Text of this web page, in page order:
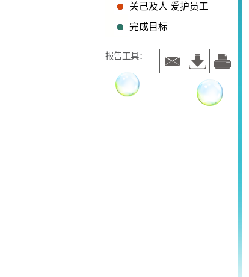
关己及人 爱护员工
完成目标
报告工具：